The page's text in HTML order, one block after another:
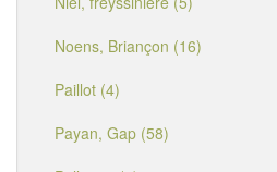
Noens, Briançon (16)
Paillot (4)
Payan, Gap (58)